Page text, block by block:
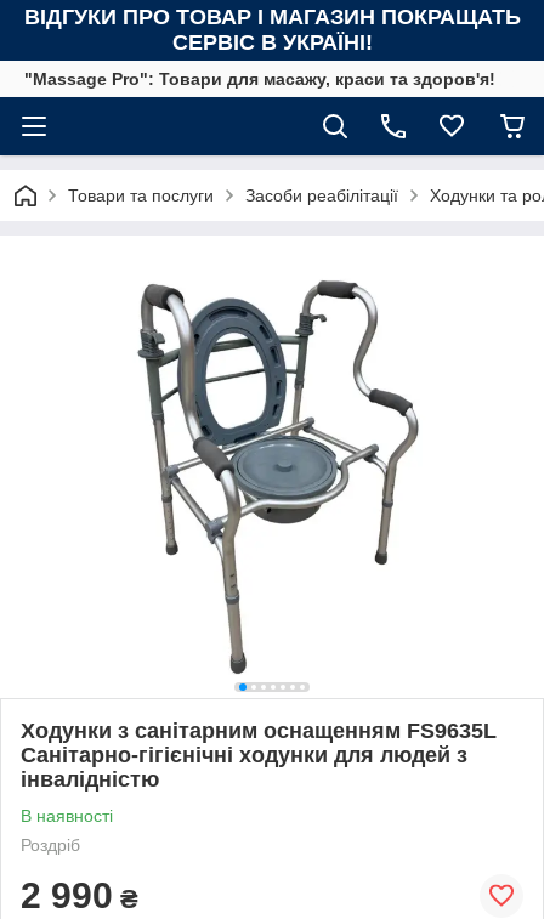
ВІДГУКИ ПРО ТОВАР І МАГАЗИН ПОКРАЩАТЬ
СЕРВІС В УКРАЇНІ!
"Massage Pro": Товари для масажу, краси та здоров'я!
Товари та послуги Засоби реабілітації Ходунки та
Ходунки з санітарним оснащенням FS9635L
Санітарно-гігієнічні ходунки для людей з
інвалідністю
В наявності
Роздріб
2 990 ₴